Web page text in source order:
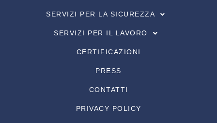
SERVIZI PER LA SICUREZZA
SERVIZI PER IL LAVORO
CERTIFICAZIONI
PRESS
CONTATTI
PRIVACY POLICY